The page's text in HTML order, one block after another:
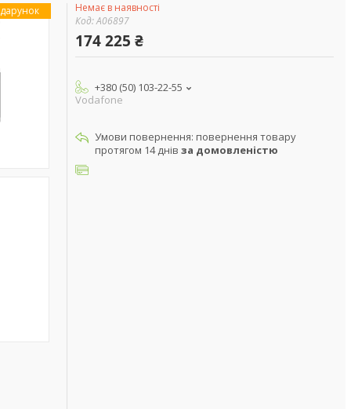
Немає в наявності
Код:А06897
174 225 ₴
+380 (50) 103-22-55
Vodafone
повернення товару
протягом 14 днів за домовленістю